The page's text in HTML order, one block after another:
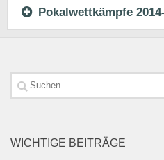
Pokalwettkämpfe
Suchen
nach:
WICHTIGE BEITRÄGE